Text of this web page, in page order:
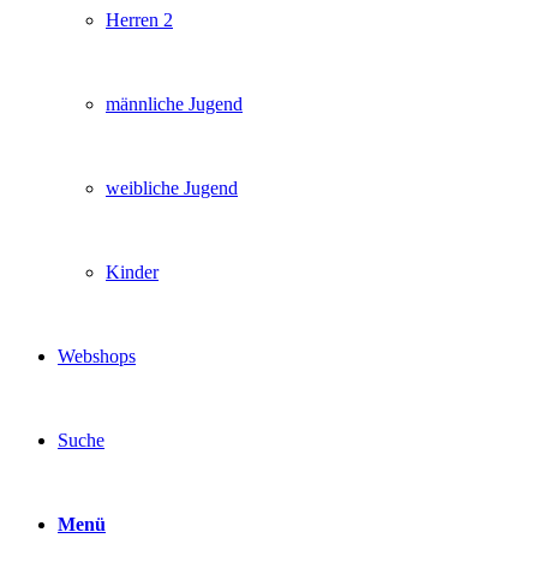
Herren 2
männliche Jugend
weibliche Jugend
Kinder
Webshops
Suche
Menü